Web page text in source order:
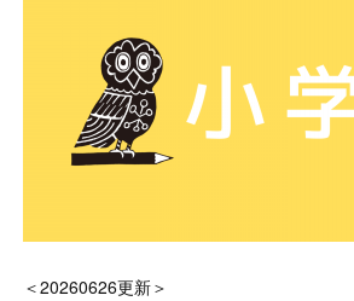
＜20260626更新＞